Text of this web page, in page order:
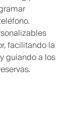
facilitando la
guiando a los